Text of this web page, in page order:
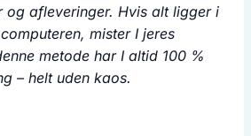
og afleveringer. Hvis alt ligger i
mister I jeres
metode har I altid 100 %
– helt uden kaos.